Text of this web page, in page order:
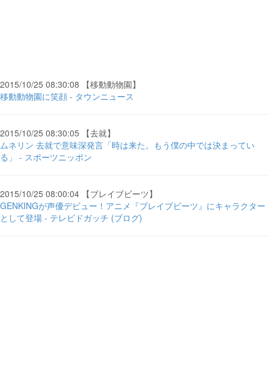
2015/10/25 08:30:08 【移動動物園】
移動動物園に笑顔 - タウンニュース
2015/10/25 08:30:05 【去就】
ムネリン 去就で意味深発言「時は来た。もう僕の中では決まってい
る」 - スポーツニッポン
2015/10/25 08:00:04 【ブレイブビーツ】
GENKINGが声優デビュー！アニメ『ブレイブビーツ』にキャラクター
として登場 - テレビドガッチ (ブログ)